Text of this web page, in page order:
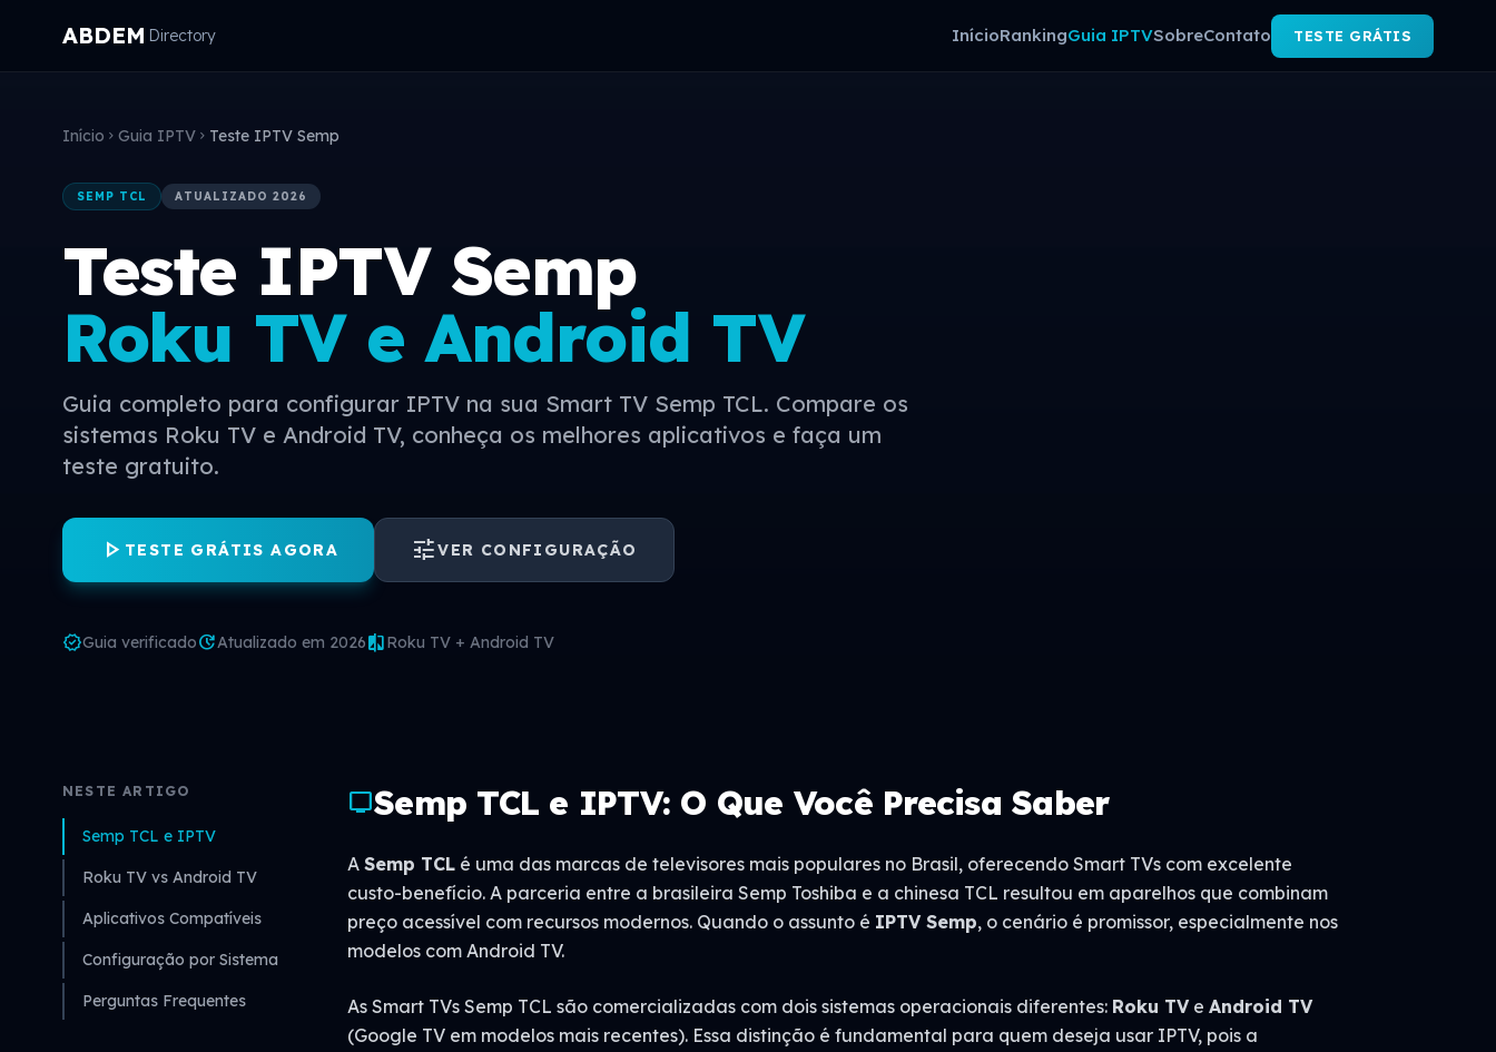
ABDEM Directory InícioRankingGuia IPTVSobreContato TESTE GRÁTIS
Início chevron_right Guia IPTV chevron_right Teste IPTV Semp
SEMP TCL ATUALIZADO 2026
Teste IPTV Semp
Roku TV e Android TV
Guia completo para configurar IPTV na sua Smart TV Semp TCL. Compare os
sistemas Roku TV e Android TV, conheça os melhores aplicativos e faça um
teste gratuito.
play_arrow TESTE GRÁTIS AGORA tuneVER CONFIGURAÇÃO
verifiedGuia verificadoupdateAtualizado em 2026compareRoku TV + Android TV
NESTE ARTIGO
Semp TCL e IPTV
Roku TV vs Android TV
Aplicativos Compatíveis
Configuração por Sistema
Perguntas Frequentes
tvSemp TCL e IPTV: O Que Você Precisa Saber
A Semp TCL é uma das marcas de televisores mais populares no Brasil, oferecendo Smart TVs com excelente
custo-benefício. A parceria entre a brasileira Semp Toshiba e a chinesa TCL resultou em aparelhos que combinam
preço acessível com recursos modernos. Quando o assunto é IPTV Semp, o cenário é promissor, especialmente nos
modelos com Android TV.
As Smart TVs Semp TCL são comercializadas com dois sistemas operacionais diferentes: Roku TVe Android TV
(Google TV em modelos mais recentes). Essa distinção é fundamental para quem deseja usar IPTV, pois a